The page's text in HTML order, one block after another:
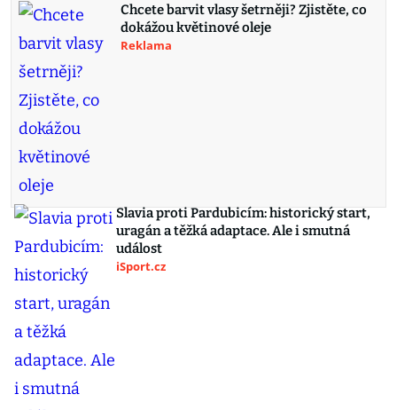
Chcete barvit vlasy šetrněji? Zjistěte, co
dokážou květinové oleje
Reklama
Slavia proti Pardubicím: historický start,
uragán a těžká adaptace. Ale i smutná
událost
iSport.cz